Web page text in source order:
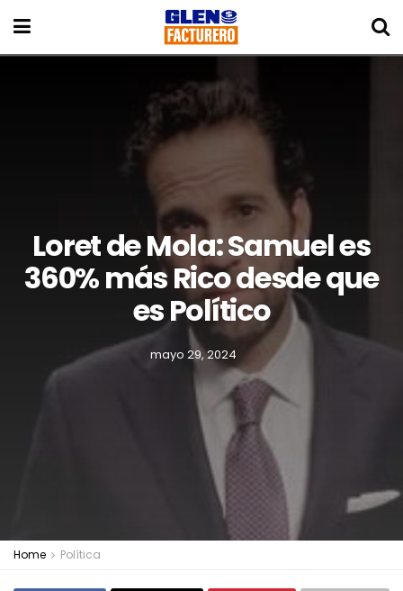
Loret de Mola: Samuel es
360% más Rico desde que
es Político
mayo 29, 2024
Home Política